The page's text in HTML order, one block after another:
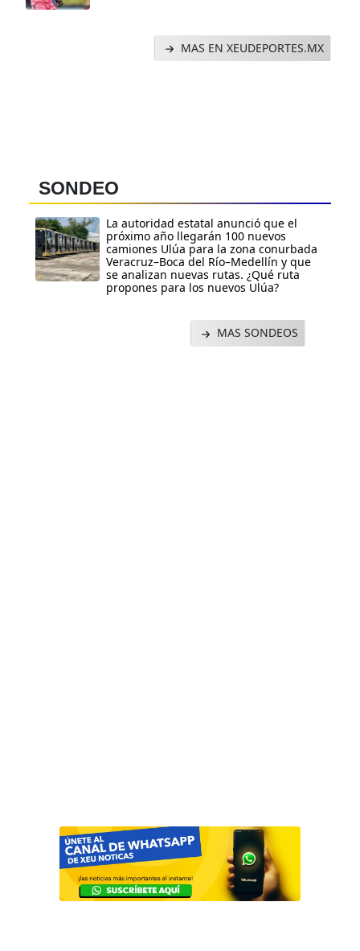
MAS EN XEUDEPORTES.MX
SONDEO
La autoridad estatal anunció que el
próximo año llegarán 100 nuevos
camiones Ulúa para la zona conurbada
Veracruz–Boca del Río–Medellín y que
se analizan nuevas rutas. ¿Qué ruta
propones para los nuevos Ulúa?
MAS SONDEOS